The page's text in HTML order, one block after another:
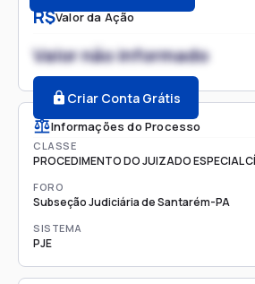
R$Valor da Ação
Valor não informado
Criar Conta Grátis
Informações do Processo
CLASSE
PROCEDIMENTO DO JUIZADO ESPECIAL
FORO
Subseção Judiciária de Santarém-PA
SISTEMA
PJE